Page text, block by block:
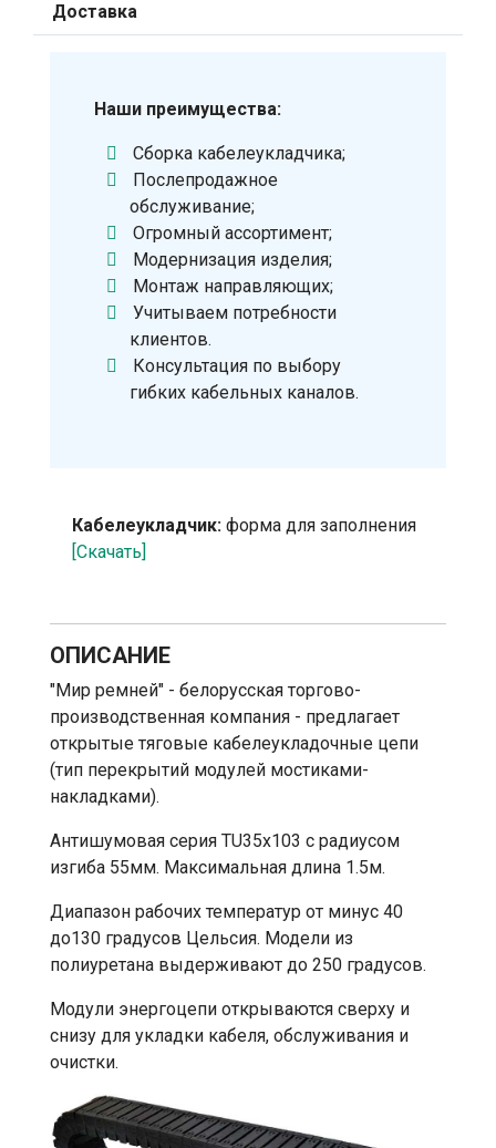
Доставка
Наши преимущества:
Сборка кабелеукладчика;
Послепродажное
обслуживание;
Огромный ассортимент;
Модернизация изделия;
Монтаж направляющих;
Учитываем потребности
клиентов.
Консультация по выбору
гибких кабельных каналов.
Кабелеукладчик: форма для заполнения
[Скачать]
ОПИСАНИЕ
"Мир ремней" - белорусская торгово-
производственная компания - предлагает
открытые тяговые кабелеукладочные цепи
(тип перекрытий модулей мостиками-
накладками).
Антишумовая серия TU35x103 с радиусом
изгиба 55мм. Максимальная длина 1.5м.
Диапазон рабочих температур от минус 40
до130 градусов Цельсия. Модели из
полиуретана выдерживают до 250 градусов.
Модули энергоцепи открываются сверху и
снизу для укладки кабеля, обслуживания и
очистки.